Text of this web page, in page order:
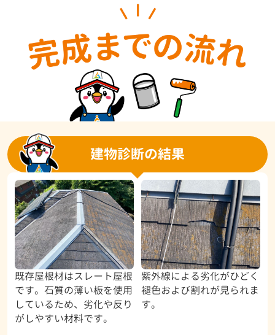
建物診断の結果
既存屋根材はスレート屋根
です。石質の薄い板を使用
しているため、劣化や反り
がしやすい材料です。
紫外線による劣化がひどく
褪色および割れが見られま
す。